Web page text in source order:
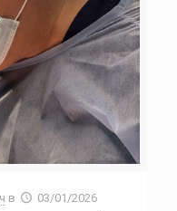
в 03/01/2026